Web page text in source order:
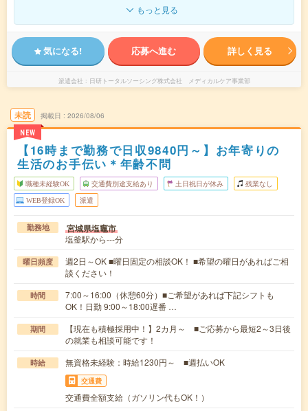
もっと見る
気になる! 応募へ進む 詳しく見る
派遣会社 日研トータルソーシング株式会社 メディカルケア事業部
未読
NEW
掲載日 2026/08/06
【16時まで勤務で日収9840円～】お年寄りの
生活のお手伝い＊年齢不問
職種未経験OK 交通費別途支給あり 土日祝日が休み 残業なし
WEB登録OK 派遣
勤務地 宮城県塩竈市
塩釜駅から---分
曜日頻度
週2日～OK ■曜日固定の相談OK！ ■希望の曜日があればご相
談ください！
時間
7:00～16:00（休憩60分）■ご希望があれば下記シフトも
OK！日勤 9:00～18:00遅番 …
期間
【現在も積極採用中！】2カ月～ ■ご応募から最短2～3日後
の就業も相談可能です！
時給 無資格未経験：時給1230円～ ■週払いOK
交通費
交通費全額支給（ガソリン代もOK！）